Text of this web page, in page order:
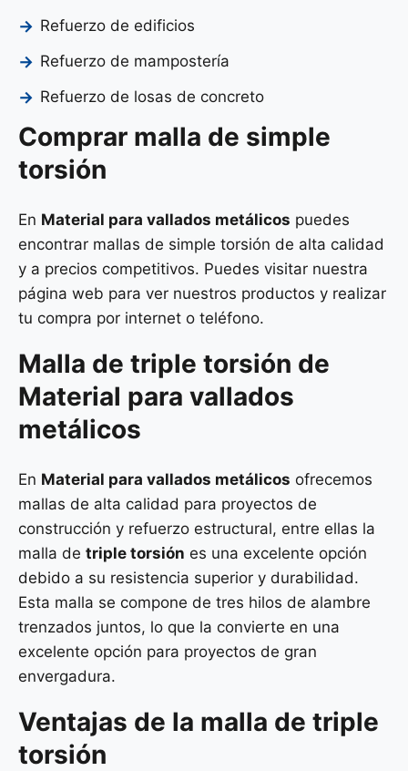
Refuerzo de edificios
Refuerzo de mampostería
Refuerzo de losas de concreto
Comprar malla de simple
torsión
En Material para vallados metálicos puedes
encontrar mallas de simple torsión de alta calidad
y a precios competitivos. Puedes visitar nuestra
página web para ver nuestros productos y realizar
tu compra por internet o teléfono.
Malla de triple torsión de
Material para vallados
metálicos
En Material para vallados metálicos ofrecemos
mallas de alta calidad para proyectos de
construcción y refuerzo estructural, entre ellas la
malla de triple torsión es una excelente opción
debido a su resistencia superior y durabilidad.
Esta malla se compone de tres hilos de alambre
trenzados juntos, lo que la convierte en una
excelente opción para proyectos de gran
envergadura.
Ventajas de la malla de triple
torsión